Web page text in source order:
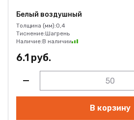
Белый воздушный
Толщина (мм):0,4
Тиснение:Шагрень
Наличие:В наличии
6.1 руб.
В корзину